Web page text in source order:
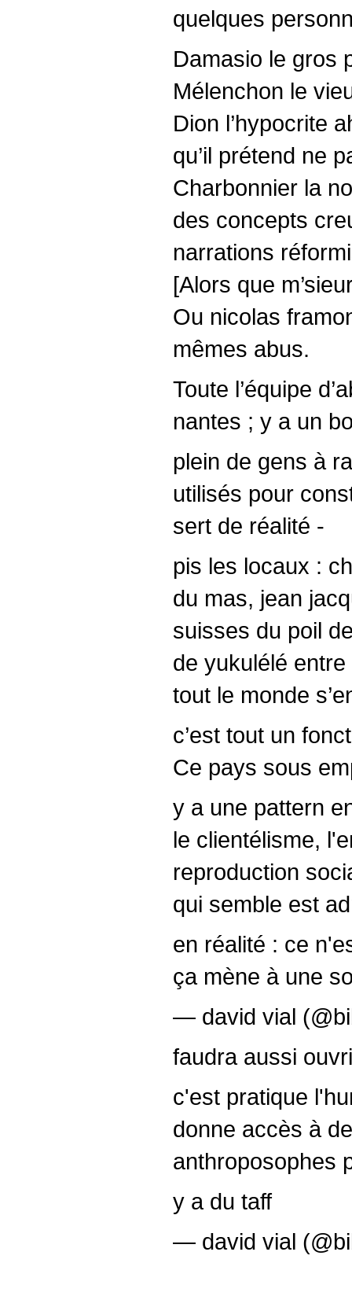
quelques
Damasio le gros
Mélenchon le
Dion l’hypocrite
qu’il prétend ne
Charbonnier la
des concepts
narrations
[Alors que
Ou nicolas
mêmes abus.
Toute l’équipe
nantes ; y a un
plein de gens à
utilisés pour
sert de réalité -
pis les locaux :
du mas, jean
suisses du poil
de yukulélé
tout le monde
c’est tout un
Ce pays sous
y a une pattern
le clientélisme,
reproduction
qui semble est
en réalité : ce
ça mène à une
— david vial
faudra aussi
c'est pratique
donne accès à
anthroposophes
y a du taff
— david vial